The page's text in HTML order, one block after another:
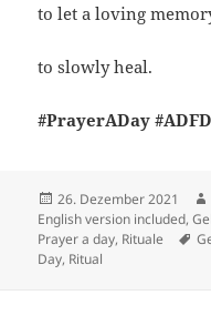
to let a loving
to slowly heal.
#PrayerADay
Veröffentlicht
am
26. Dezember 2021
English version included,
Prayer a day, Rituale
Day, Ritual